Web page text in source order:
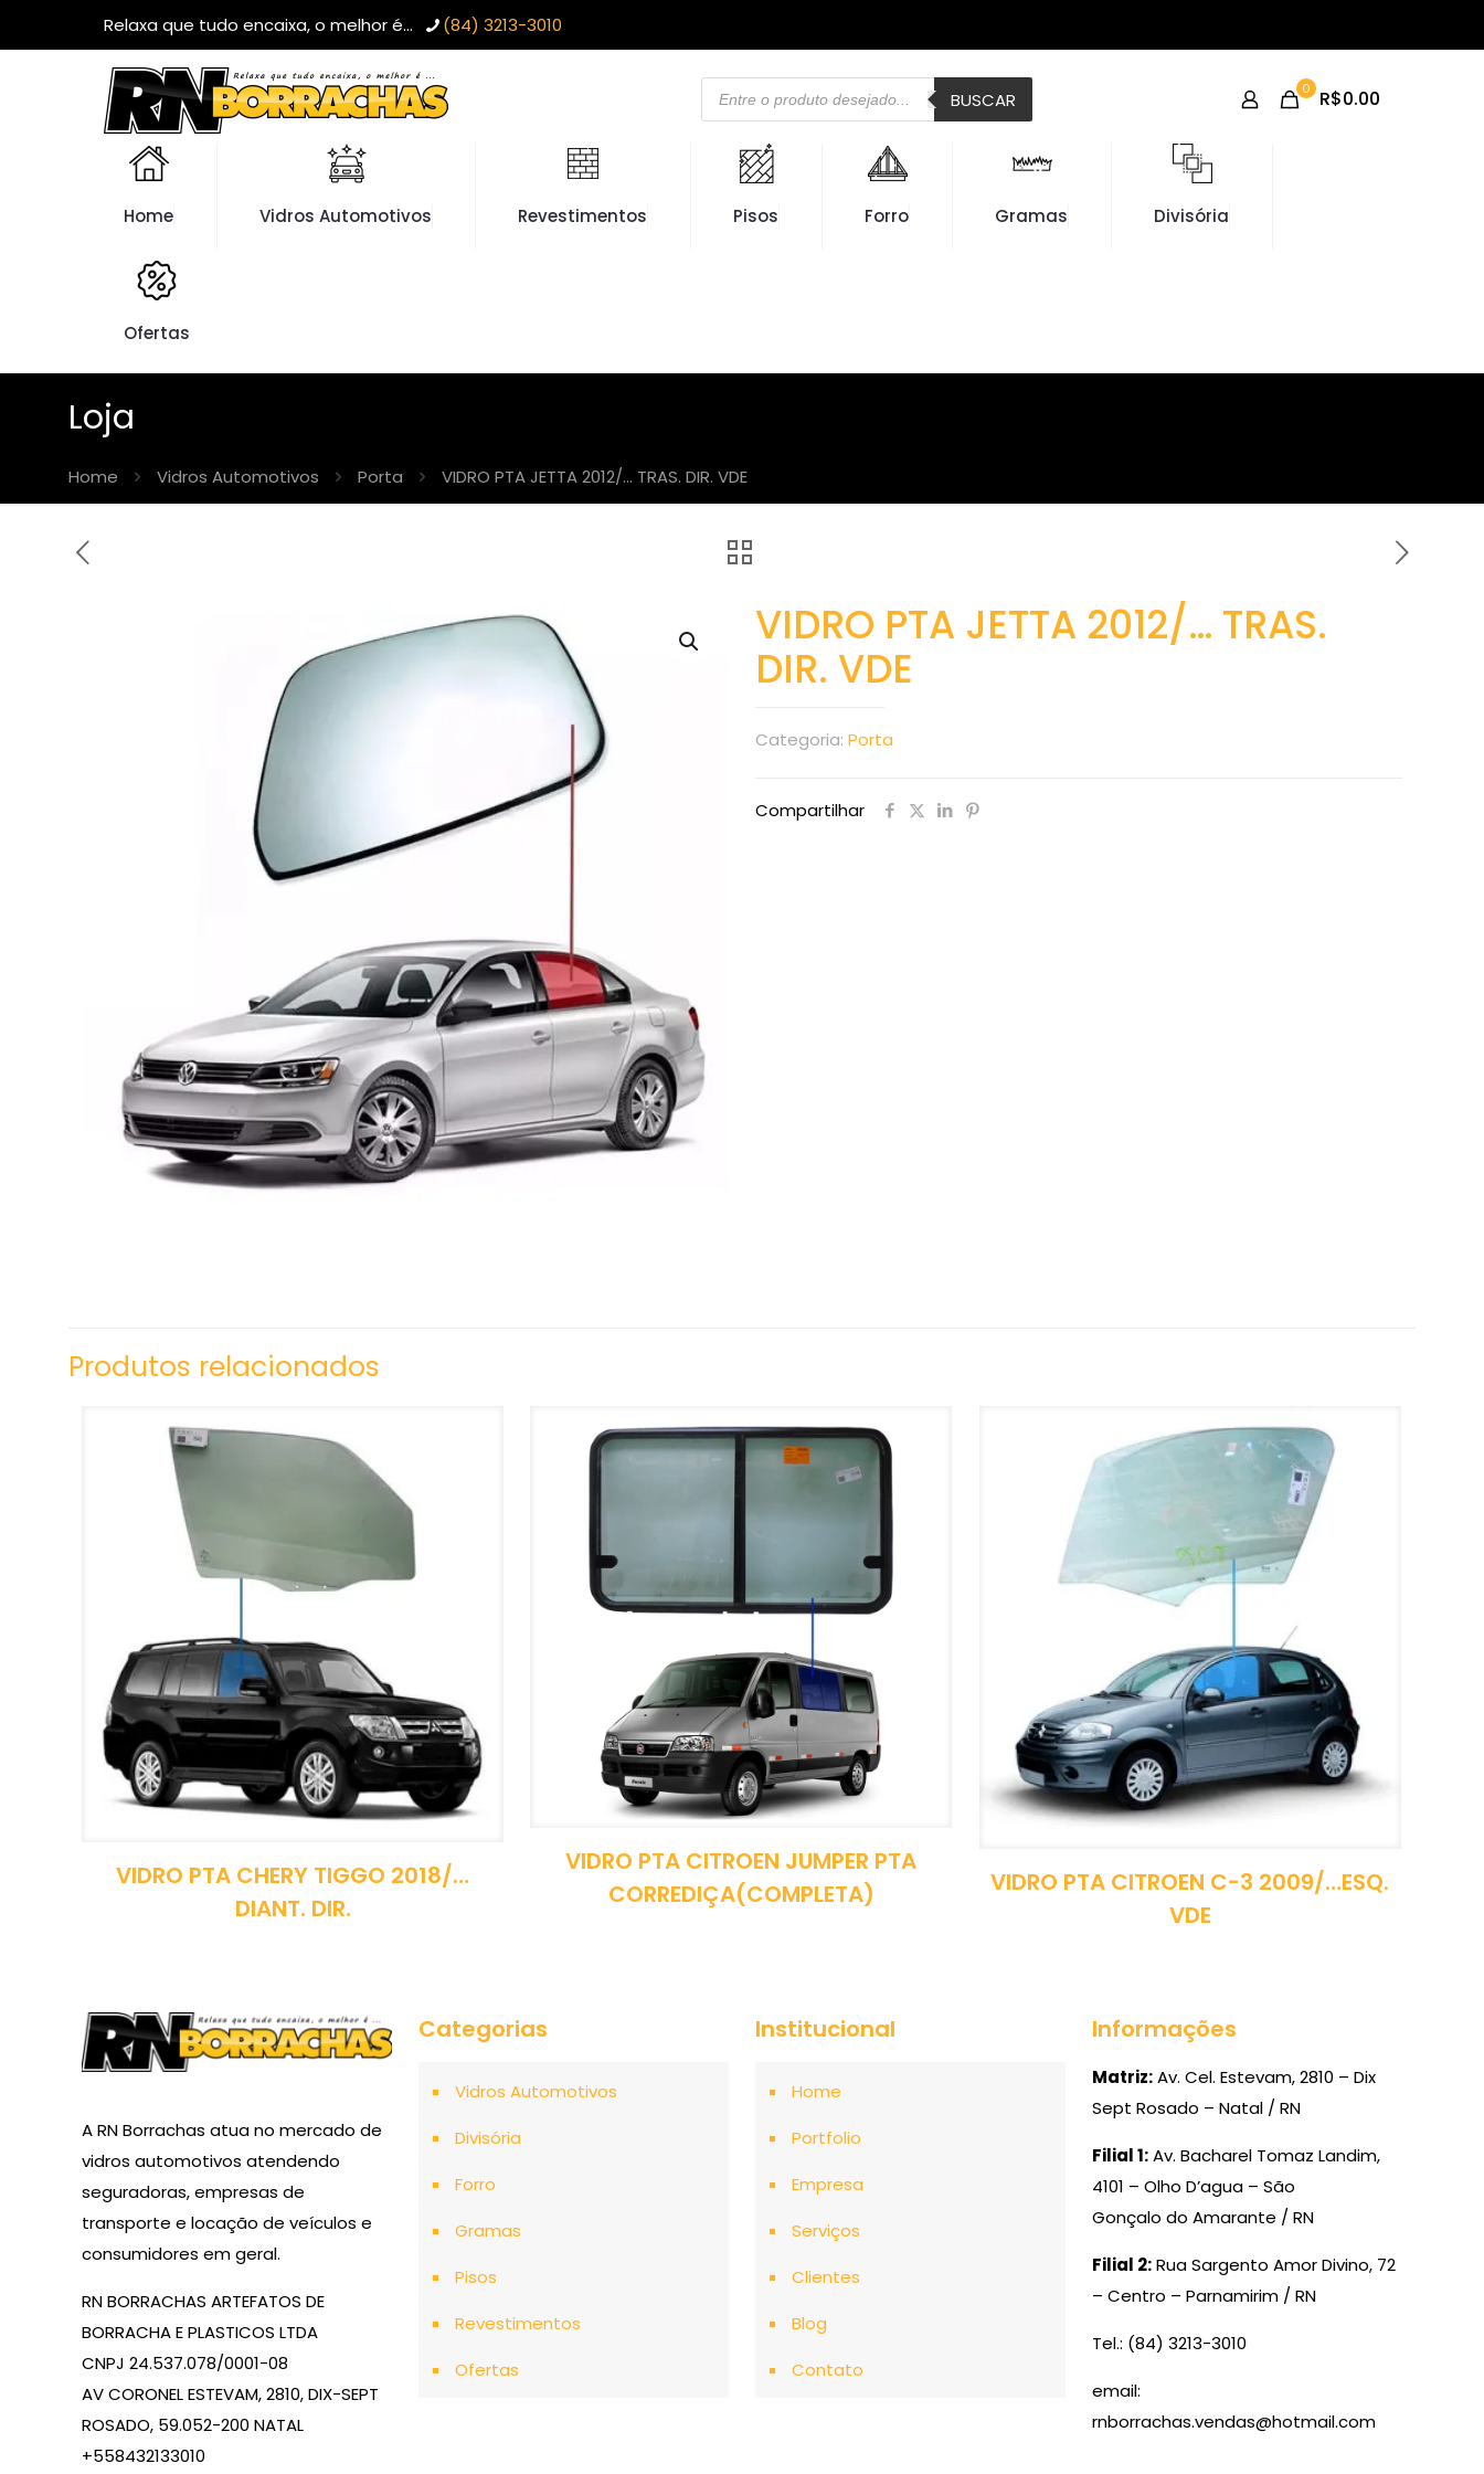
Relaxa que tudo encaixa, o melhor é... (84) 3213-3010
Pesquisar
produtos BUSCAR 0 R$0.00
Home Vidros Automotivos Revestimentos Pisos Forro Gramas Divisória
Ofertas
Loja
Home Vidros Automotivos Porta VIDRO PTA JETTA 2012/… TRAS. DIR. VDE
VIDRO PTA JETTA 2012/… TRAS.
DIR. VDE
Categoria: Porta
Compartilhar
Produtos relacionados
VIDRO PTA CHERY TIGGO 2018/…
DIANT. DIR.
VIDRO PTA CITROEN JUMPER PTA
CORREDIÇA(COMPLETA)
VIDRO PTA CITROEN C-3 2009/…ESQ.
VDE
A RN Borrachas atua no mercado de
vidros automotivos atendendo
seguradoras, empresas de
transporte e locação de veículos e
consumidores em geral.
RN BORRACHAS ARTEFATOS DE
BORRACHA E PLASTICOS LTDA
CNPJ 24.537.078/0001-08
AV CORONEL ESTEVAM, 2810, DIX-SEPT
ROSADO, 59.052-200 NATAL
+558432133010
Categorias
Vidros Automotivos
Divisória
Forro
Gramas
Pisos
Revestimentos
Ofertas
Institucional
Home
Portfolio
Empresa
Serviços
Clientes
Blog
Contato
Informações
Matriz:Av. Cel. Estevam, 2810 – Dix
Sept Rosado – Natal / RN
Filial 1:Av. Bacharel Tomaz Landim,
4101 – Olho D’agua – São
Gonçalo do Amarante / RN
Filial 2:Rua Sargento Amor Divino, 72
– Centro – Parnamirim / RN
Tel.: (84) 3213-3010
email:
rnborrachas.vendas@hotmail.com